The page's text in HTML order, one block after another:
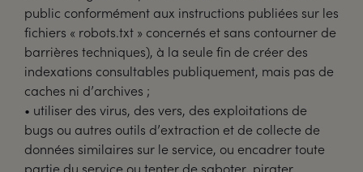
public conformément aux instructions publiées sur les
fichiers « robots.txt » concernés et sans contourner de
barrières techniques), à la seule fin de créer des
indexations consultables publiquement, mais pas de
caches ni d’archives ;
• utiliser des virus, des vers, des exploitations de
bugs ou autres outils d’extraction et de collecte de
données similaires sur le service, ou encadrer toute
partie du service ou tenter de saboter, pirater,